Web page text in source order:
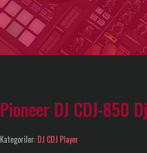
Pioneer DJ CDJ-850
Kategoriler: DJ CDJ Player